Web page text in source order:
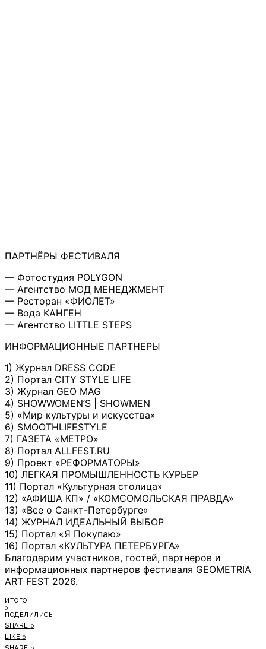
ПАРТНЁРЫ ФЕСТИВАЛЯ
— Фотостудия POLYGON
— Агентство МОД МЕНЕДЖМЕНТ
— Ресторан «ФИОЛЕТ»
— Вода КАНГЕН
— Агентство LITTLE STEPS
ИНФОРМАЦИОННЫЕ ПАРТНЕРЫ
1) Журнал DRESS CODE
2) Портал CITY STYLE LIFE
3) Журнал GEO MAG
4) SHOWWOMЕN’S | SHOWMEN
5) «Мир культуры и искусства»
6) SMOOTHLIFESTYLE
7) ГАЗЕТА «МЕТРО»
8) Портал ALLFEST.RU
9) Проект «РЕФОРМАТОРЫ»
10) ЛЕГКАЯ ПРОМЫШЛЕННОСТЬ КУРЬЕР
11) Портал «Культурная столица»
12) «АФИША КП» / «КОМСОМОЛЬСКАЯ ПРАВДА»
13) «Все о Санкт-Петербурге»
14) ЖУРНАЛ ИДЕАЛЬНЫЙ ВЫБОР
15) Портал «Я Покупаю»
16) Портал «КУЛЬТУРА ПЕТЕРБУРГА»
Благодарим участников, гостей, партнеров и
информационных партнеров фестиваля GEOMETRIA
ART FEST 2026.
ИТОГО
0
ПОДЕЛИЛИСЬ
SHARE 0
LIKE 0